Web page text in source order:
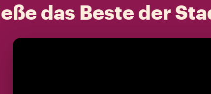
das Beste der